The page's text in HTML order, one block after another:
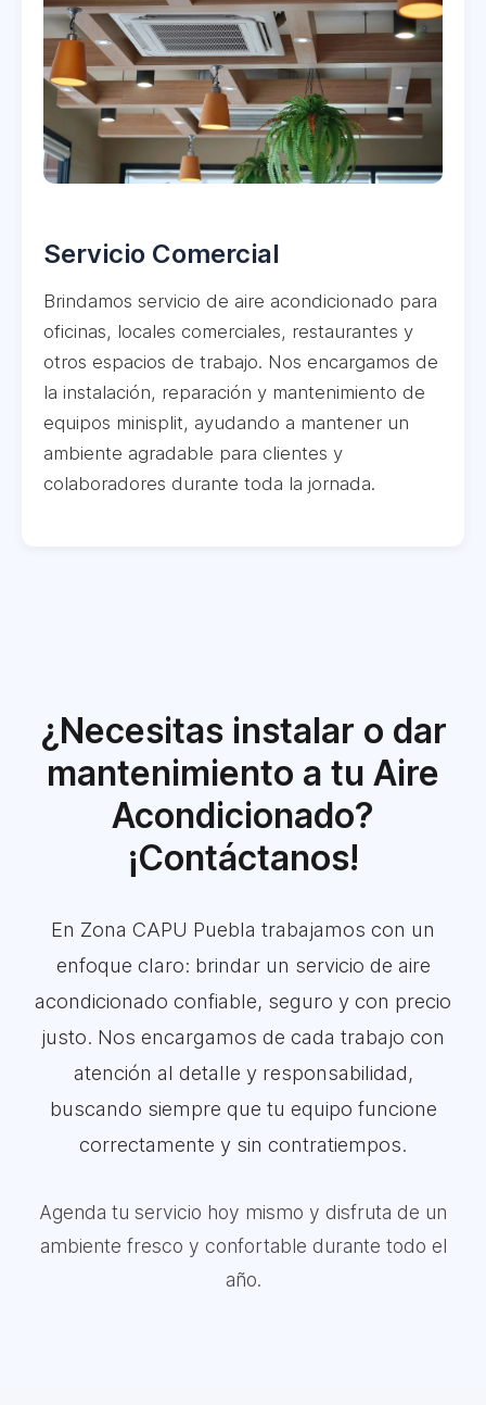
Servicio Comercial
Brindamos servicio de aire acondicionado para
oficinas, locales comerciales, restaurantes y
otros espacios de trabajo. Nos encargamos de
la instalación, reparación y mantenimiento de
equipos minisplit, ayudando a mantener un
ambiente agradable para clientes y
colaboradores durante toda la jornada.
¿Necesitas instalar o dar
mantenimiento a tu Aire
Acondicionado?
¡Contáctanos!
En Zona CAPU Puebla trabajamos con un
enfoque claro: brindar un servicio de aire
acondicionado confiable, seguro y con precio
justo. Nos encargamos de cada trabajo con
atención al detalle y responsabilidad,
buscando siempre que tu equipo funcione
correctamente y sin contratiempos.
Agenda tu servicio hoy mismo y disfruta de un
ambiente fresco y confortable durante todo el
año.